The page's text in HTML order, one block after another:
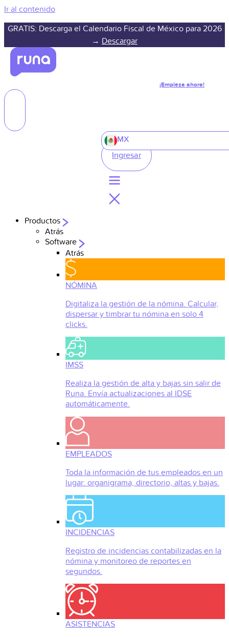
Ir al contenido
GRATIS: Descarga el Calendario Fiscal de México para 2026
→ Descargar
¡Empieza ahora!
MX
Ingresar
Productos
Atrás
Software
Atrás
NÓMINA
Digitaliza la gestión de la nómina. Calcular,
dispersar y timbrar tu nómina en solo 4
clicks.
IMSS
Realiza la gestión de alta y bajas sin salir de
Runa. Envía actualizaciones al IDSE
automáticamente.
EMPLEADOS
Toda la información de tus empleados en un
lugar: organigrama, directorio, altas y bajas.
INCIDENCIAS
Registro de incidencias contabilizadas en la
nómina y monitoreo de reportes en
segundos.
ASISTENCIAS